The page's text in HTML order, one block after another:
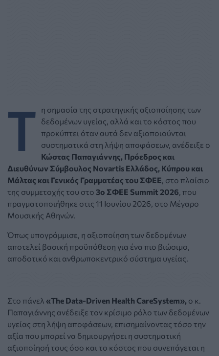
Τ
η σημασία της στρατηγικής αξιοποίησης των
δεδομένων υγείας, αλλά και το κόστος που
προκύπτει όταν αυτά δεν αξιοποιούνται
συστηματικά στη λήψη αποφάσεων, ανέδειξε ο
Κώστας Παπαγιάννης, Πρόεδρος και
Διευθύνων Σύμβουλος Novartis Ελλάδος, Κύπρου και
Μάλτας και Γενικός Γραμματέας του ΣΦΕΕ , στο πλαίσιο
της συμμετοχής του στο 3ο ΣΦΕΕ Summit 2026 , που
πραγματοποιήθηκε στις 11 Ιουνίου 2026, στο Μέγαρο
Μουσικής Αθηνών.
Όπως υπογράμμισε, η αξιοποίηση των δεδομένων
αποτελεί βασική προϋπόθεση για ένα πιο βιώσιμο,
αποδοτικό και ανθρωποκεντρικό σύστημα υγείας.
Στο πάνελ «The Data-Driven Health CareSystem», ο κ.
Παπαγιάννης ανέδειξε τον κρίσιμο ρόλο των δεδομένων
υγείας στη λήψη αποφάσεων, επισημαίνοντας τόσο την
αξία που μπορεί να δημιουργήσει η συστηματική
αξιοποίησή τους όσο και το κόστος που συνεπάγεται η